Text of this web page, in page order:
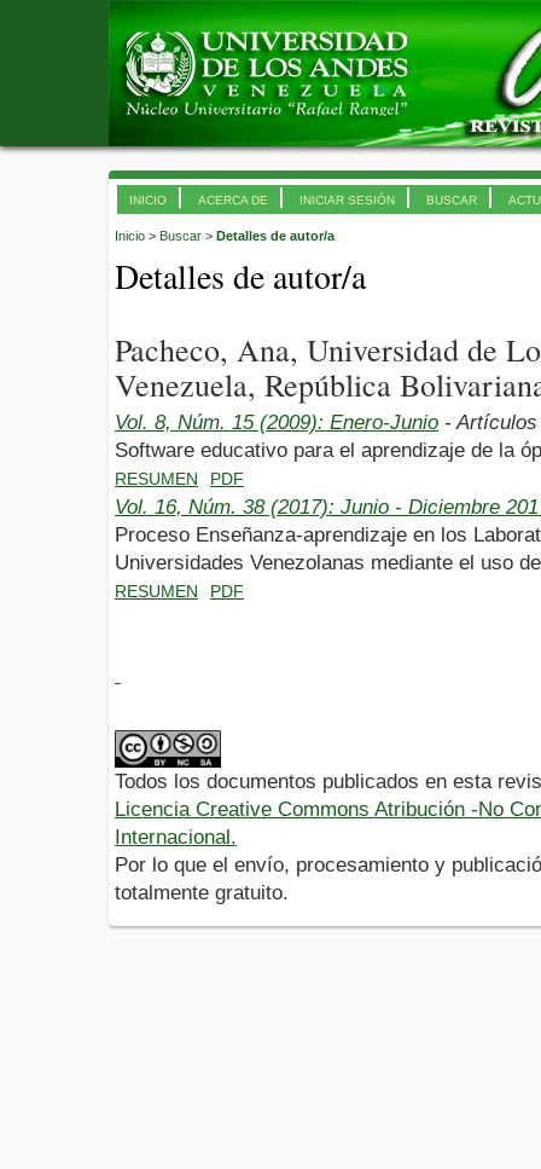
INICIO ACERCA DE INICIAR SESIÓN BUSCAR
Inicio > Buscar > Detalles de autor/a
Detalles de autor/a
Pacheco, Ana, Universidad de
Venezuela, República
Vol. 8, Núm. 15 (2009): Enero-Junio - Artículos
Software educativo para el aprendizaje de la
RESUMEN PDF
Vol. 16, Núm. 38 (2017): Junio - Diciembre
Proceso Enseñanza-aprendizaje en los
Universidades Venezolanas mediante el uso
RESUMEN PDF
Todos los documentos publicados en esta
Licencia Creative Commons Atribución -No
Internacional.
Por lo que el envío, procesamiento y
totalmente gratuito.